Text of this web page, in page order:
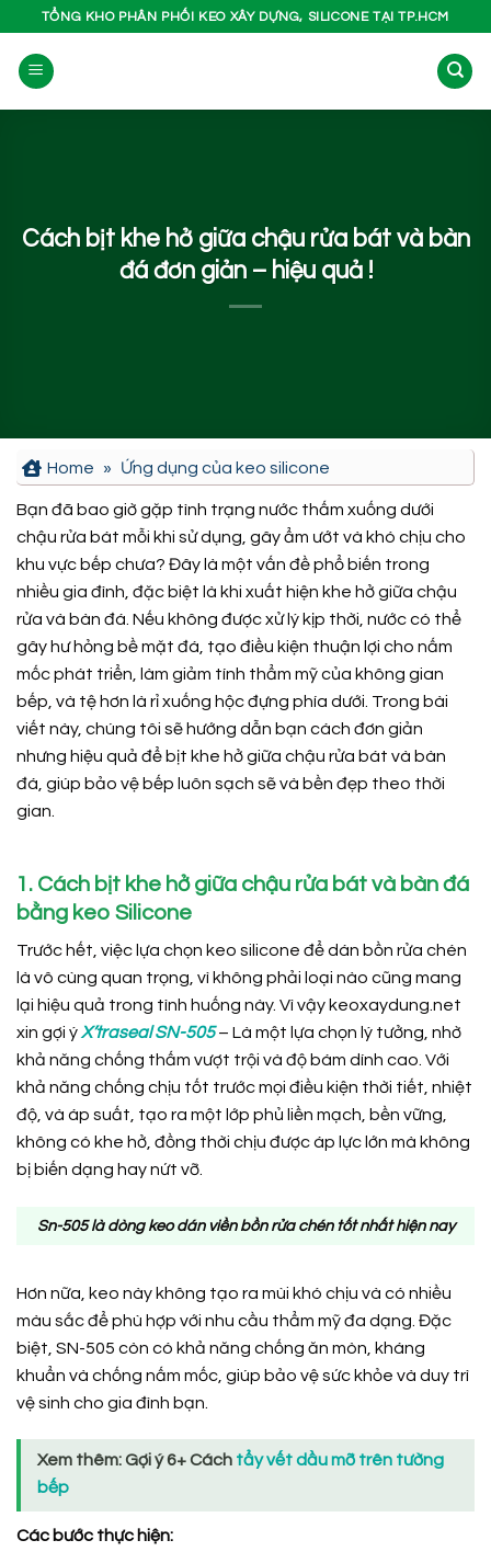
nội
dung
TỔNG KHO PHÂN PHỐI KEO XÂY DỰNG, SILICONE TẠI TP.HCM
Cách bịt khe hở giữa chậu rửa bát và bàn
đá đơn giản – hiệu quả !
Home » Ứng dụng của keo silicone
Bạn đã bao giờ gặp tình trạng nước thấm xuống dưới
chậu rửa bát mỗi khi sử dụng, gây ẩm ướt và khó chịu cho
khu vực bếp chưa? Đây là một vấn đề phổ biến trong
nhiều gia đình, đặc biệt là khi xuất hiện khe hở giữa chậu
rửa và bàn đá. Nếu không được xử lý kịp thời, nước có thể
gây hư hỏng bề mặt đá, tạo điều kiện thuận lợi cho nấm
mốc phát triển, làm giảm tính thẩm mỹ của không gian
bếp, và tệ hơn là rỉ xuống hộc đựng phía dưới. Trong bài
viết này, chúng tôi sẽ hướng dẫn bạn cách đơn giản
nhưng hiệu quả để bịt khe hở giữa chậu rửa bát và bàn
đá, giúp bảo vệ bếp luôn sạch sẽ và bền đẹp theo thời
gian.
1. Cách bịt khe hở giữa chậu rửa bát và bàn đá
bằng keo Silicone
Trước hết, việc lựa chọn keo silicone để dán bồn rửa chén
là vô cùng quan trọng, vì không phải loại nào cũng mang
lại hiệu quả trong tình huống này. Vì vậy keoxaydung.net
xin gợi ýX’traseal SN-505– Là một lựa chọn lý tưởng, nhờ
khả năng chống thấm vượt trội và độ bám dính cao. Với
khả năng chống chịu tốt trước mọi điều kiện thời tiết, nhiệt
độ, và áp suất, tạo ra một lớp phủ liền mạch, bền vững,
không có khe hở, đồng thời chịu được áp lực lớn mà không
bị biến dạng hay nứt vỡ.
Sn-505 là dòng keo dán viền bồn rửa chén tốt nhất hiện nay
Hơn nữa, keo này không tạo ra mùi khó chịu và có nhiều
màu sắc để phù hợp với nhu cầu thẩm mỹ đa dạng. Đặc
biệt, SN-505 còn có khả năng chống ăn mòn, kháng
khuẩn và chống nấm mốc, giúp bảo vệ sức khỏe và duy trì
vệ sinh cho gia đình bạn.
Xem thêm:Gợi ý 6+ Cách tẩy vết dầu mỡ trên tường
bếp
Các bước thực hiện: